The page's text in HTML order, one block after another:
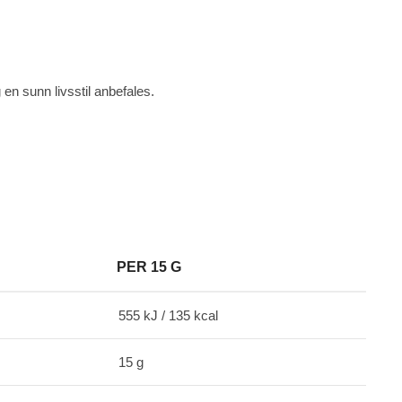
sunn livsstil anbefales.
PER 15 G
555 kJ / 135 kcal
15 g